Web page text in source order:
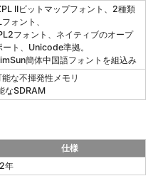
IIビットマップフォント、2種類
ォント、
フォント、ネイティブのオープ
ト、Unicode準拠。
簡体中国語フォントを組込み
な不揮発性メモリ
なSDRAM
仕様
2年